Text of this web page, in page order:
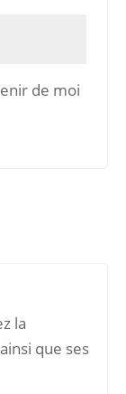
de moi
la
que ses